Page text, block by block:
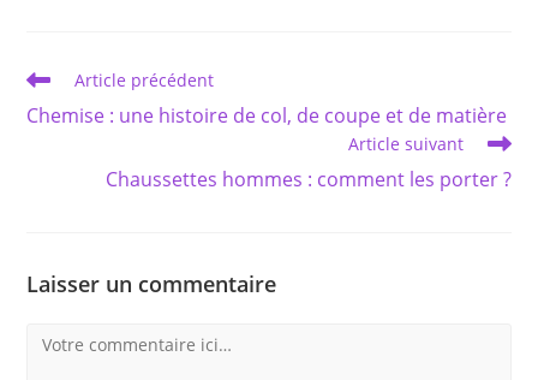
Read
articles
Article précédent
Chemise : une histoire de col, de coupe et de matière
Article suivant
Chaussettes hommes : comment les porter ?
Laisser un commentaire
Comment